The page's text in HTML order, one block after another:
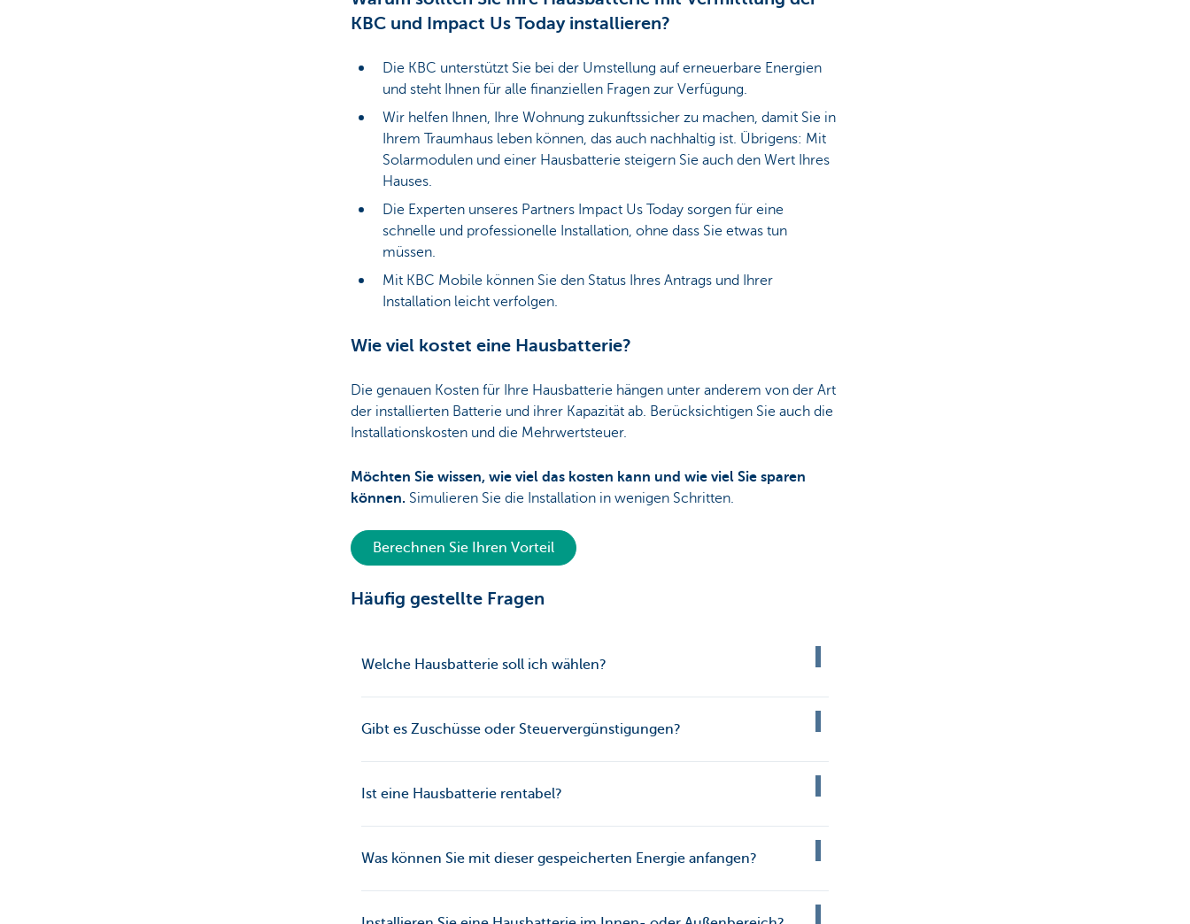
KBC und Impact Us Today installieren?
Die KBC unterstützt Sie bei der Umstellung auf erneuerbare Energien
und steht Ihnen für alle finanziellen Fragen zur Verfügung.
Wir helfen Ihnen, Ihre Wohnung zukunftssicher zu machen, damit Sie in
Ihrem Traumhaus leben können, das auch nachhaltig ist. Übrigens: Mit
Solarmodulen und einer Hausbatterie steigern Sie auch den Wert Ihres
Hauses.
Die Experten unseres Partners Impact Us Today sorgen für eine
schnelle und professionelle Installation, ohne dass Sie etwas tun
müssen.
Mit KBC Mobile können Sie den Status Ihres Antrags und Ihrer
Installation leicht verfolgen.
Wie viel kostet eine Hausbatterie?
Die genauen Kosten für Ihre Hausbatterie hängen unter anderem von der Art
der installierten Batterie und ihrer Kapazität ab. Berücksichtigen Sie auch die
Installationskosten und die Mehrwertsteuer.
Möchten Sie wissen, wie viel das kosten kann und wie viel Sie sparen
können. Simulieren Sie die Installation in wenigen Schritten.
Berechnen Sie Ihren Vorteil
Häufig gestellte Fragen
Welche Hausbatterie soll ich wählen?
Gibt es Zuschüsse oder Steuervergünstigungen?
Ist eine Hausbatterie rentabel?
Was können Sie mit dieser gespeicherten Energie anfangen?